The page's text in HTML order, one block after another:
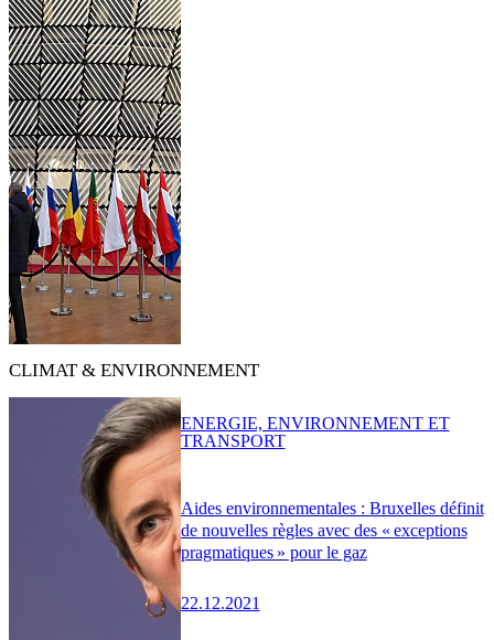
CLIMAT & ENVIRONNEMENT
Aides environnementales : Bruxelles définit
de nouvelles règles avec des « exceptions
pragmatiques » pour le gaz
22.12.2021
ENERGIE, ENVIRONNEMENT ET
TRANSPORT